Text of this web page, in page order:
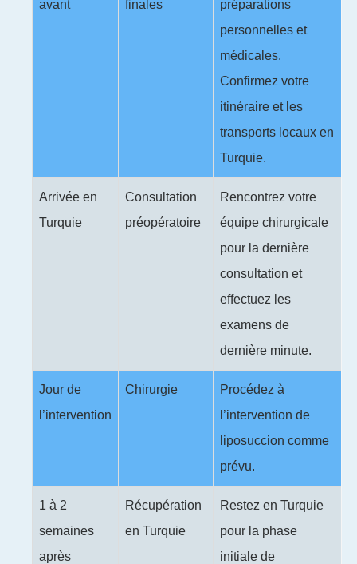
avant finales
préparations
personnelles et
médicales.
Confirmez votre
itinéraire et les
transports locaux en
Turquie.
Arrivée en
Turquie
Consultation
préopératoire
Rencontrez votre
équipe chirurgicale
pour la dernière
consultation et
effectuez les
examens de
dernière minute.
Jour de
l’intervention
Chirurgie
Procédez à
l’intervention de
liposuccion comme
prévu.
1 à 2
semaines
après
Récupération
en Turquie
Restez en Turquie
pour la phase
initiale de